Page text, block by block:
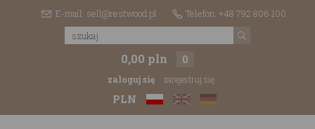
E-mail: sell@restwood.pl Telefon: +48 792 806 100
0,00 pln 0
zaloguj się zarejestruj się
PLN